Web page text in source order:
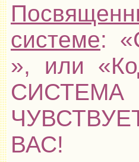
системе:
», или
ВАС!